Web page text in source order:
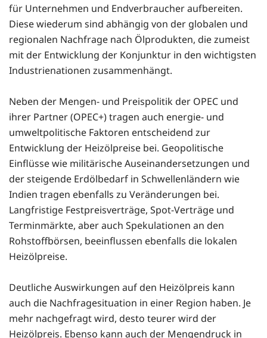
für Unternehmen und Endverbraucher aufbereiten.
Diese wiederum sind abhängig von der globalen und
regionalen Nachfrage nach Ölprodukten, die zumeist
mit der Entwicklung der Konjunktur in den wichtigsten
Industrienationen zusammenhängt.
Neben der Mengen- und Preispolitik der OPEC und
ihrer Partner (OPEC+) tragen auch energie- und
umweltpolitische Faktoren entscheidend zur
Entwicklung der Heizölpreise bei. Geopolitische
Einflüsse wie militärische Auseinandersetzungen und
der steigende Erdölbedarf in Schwellenländern wie
Indien tragen ebenfalls zu Veränderungen bei.
Langfristige Festpreisverträge, Spot-Verträge und
Terminmärkte, aber auch Spekulationen an den
Rohstoffbörsen, beeinflussen ebenfalls die lokalen
Heizölpreise.
Deutliche Auswirkungen auf den Heizölpreis kann
auch die Nachfragesituation in einer Region haben. Je
mehr nachgefragt wird, desto teurer wird der
Heizölpreis. Ebenso kann auch der Mengendruck in